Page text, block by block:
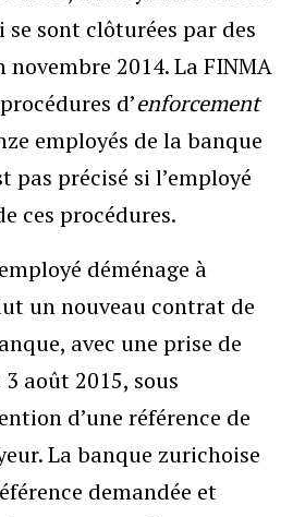
sont clôturées par des
2014. La FINMA
d’enforcement
employés de la banque
pas précisé si l’employé
ces procédures.
déménage à
un nouveau contrat de
avec une prise de
août 2015, sous
d’une référence de
La banque zurichoise
demandée et